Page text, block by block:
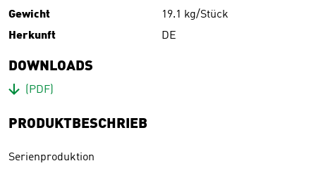
Gewicht
19.1 kg/Stück
Herkunft
DE
DOWNLOADS
Download
(PDF)
PRODUKTBESCHRIEB
Serienproduktion